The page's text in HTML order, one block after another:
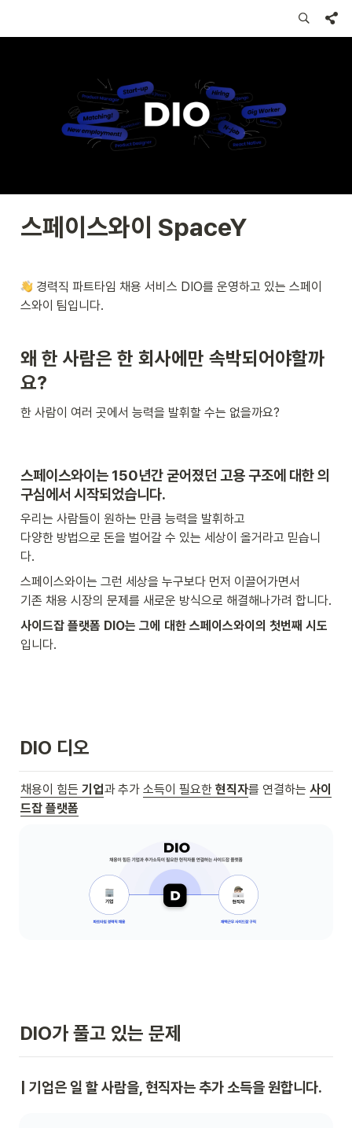
스페이스와이 SpaceY
경력직 파트타임 채용 서비스 DIO를 운영하고 있는 스페이
스와이 팀입니다.
왜 한 사람은 한 회사에만 속박되어야할까
요?
한 사람이 여러 곳에서 능력을 발휘할 수는 없을까요?
스페이스와이는 150년간 굳어졌던 고용 구조에 대한 의
구심에서 시작되었습니다.
우리는 사람들이 원하는 만큼 능력을 발휘하고
다양한 방법으로 돈을 벌어갈 수 있는 세상이 올거라고 믿습니
다.
스페이스와이는 그런 세상을 누구보다 먼저 이끌어가면서
기존 채용 시장의 문제를 새로운 방식으로 해결해나가려 합니다.
사이드잡 플랫폼 DIO는 그에 대한 스페이스와이의 첫번째 시도
입니다.
DIO 디오
채용이 힘든 기업과 추가 소득이 필요한 현직자를 연결하는 사이
드잡 플랫폼
DIO가 풀고 있는 문제
| 기업은 일 할 사람을, 현직자는 추가 소득을 원합니다.